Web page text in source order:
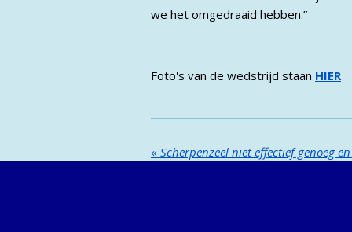
we het omgedraaid hebben.”
Foto's van de wedstrijd staan HIER
« Scherpenzeel niet effectief genoeg